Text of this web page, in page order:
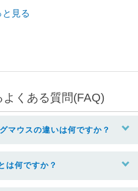
と見る
くある質問(FAQ)
マウスの違いは何ですか？
は何ですか？